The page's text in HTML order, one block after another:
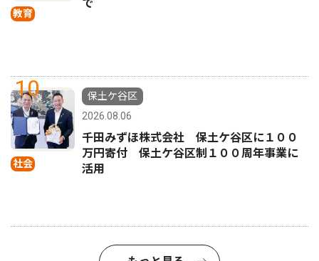
教育
で
10
社会
保土ケ谷区
2026.08.06
千田みずほ株式会社 保土ケ谷区に１００
万円寄付 保土ケ谷区制１００周年事業に
活用